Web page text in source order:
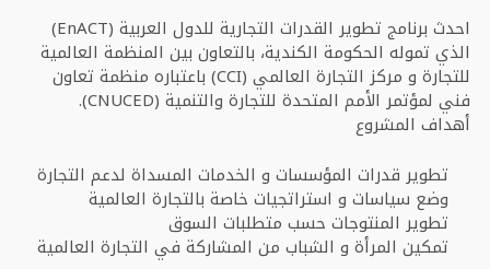
احدث برنامج تطوير القدرات التجارية للدول العربية (EnACT)
الذي تموله الحكومة الكندية، بالتعاون بين المنظمة العالمية
للتجارة و مركز التجارة العالمي (CCI) باعتباره منظمة تعاون
فني لمؤتمر الأمم المتحدة للتجارة والتنمية (CNUCED).
أهداف المشروع
تطوير قدرات المؤسسات و الخدمات المسداة لدعم التجارة
وضع سياسات و استراتجيات خاصة بالتجارة العالمية
تطوير المنتوجات حسب متطلبات السوق
تمكين المرأة و الشباب من المشاركة في التجارة العالمية